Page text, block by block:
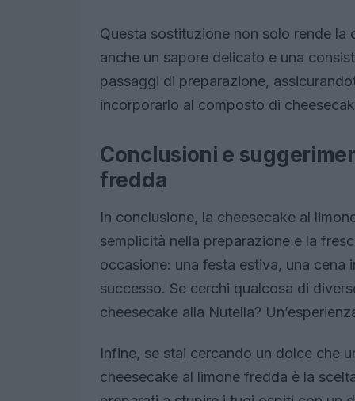
Questa sostituzione non solo rende
anche un sapore delicato e una
passaggi di preparazione,
incorporarlo al composto di
Conclusioni e
fredda
In conclusione, la cheesecake al
semplicità nella preparazione e la
occasione: una festa estiva, una
successo. Se cerchi qualcosa di
cheesecake alla Nutella?
Infine, se stai cercando un dolce che
cheesecake al limone fredda è la